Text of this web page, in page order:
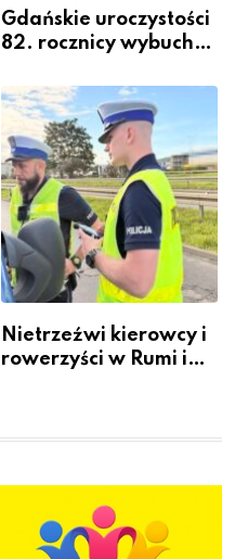
Gdańskie uroczystości
82. rocznicy wybuchu
Warszawskiego
Nietrzeźwi kierowcy i
rowerzyści w Rumi i